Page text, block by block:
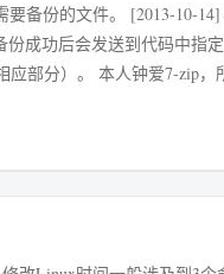
备份的文件。 [2013-10-
了她，如果不喜欢